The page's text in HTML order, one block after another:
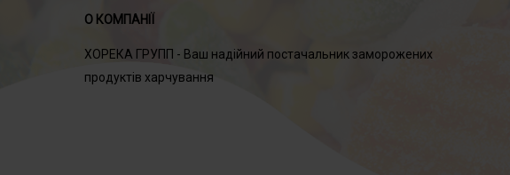
О КОМПАНІЇ
ХОРЕКА ГРУПП - Ваш надійний постачальник заморожених
продуктів харчування